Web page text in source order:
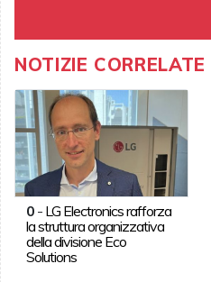
NOTIZIE CORRELATE
0- LG Electronics rafforza
la struttura organizzativa
della divisione Eco
Solutions